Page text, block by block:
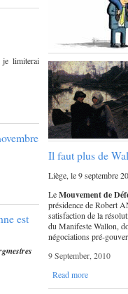
je limiterai
est
Il faut plus de
Liège, le 9 septembre
LeMouvement de
présidence de Robert
satisfaction de la
du Manifeste Wallon,
négociations pré-
9 September, 2010
Read more